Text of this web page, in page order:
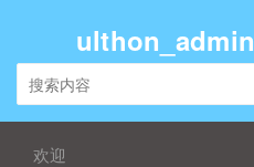
ulthon_admin
欢迎